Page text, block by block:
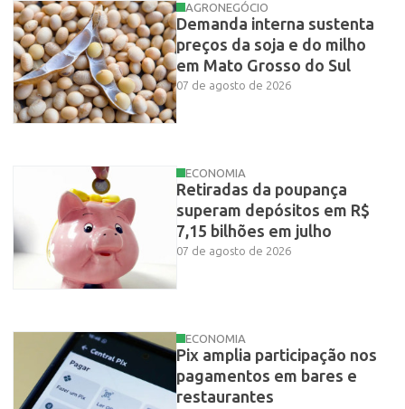
AGRONEGÓCIO
Demanda interna sustenta
preços da soja e do milho
em Mato Grosso do Sul
07 de agosto de 2026
ECONOMIA
Retiradas da poupança
superam depósitos em R$
7,15 bilhões em julho
07 de agosto de 2026
ECONOMIA
Pix amplia participação nos
pagamentos em bares e
restaurantes